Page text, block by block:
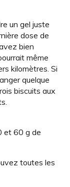
un gel juste
dose de
bien
même
kilomètres. Si
quelque
biscuits aux
et 60 g de
toutes les